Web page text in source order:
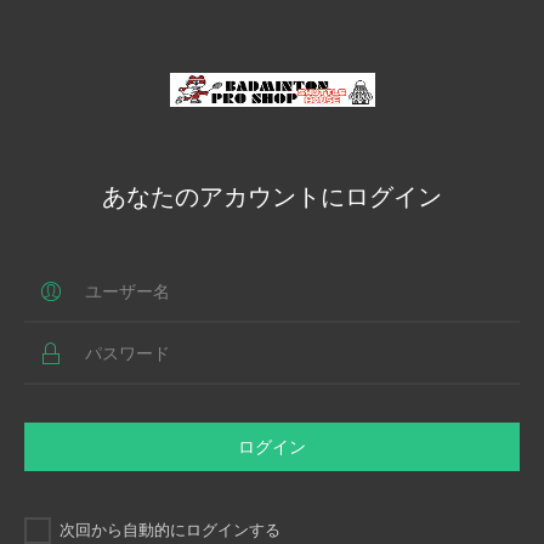
あなたのアカウントにログイン
ログイン
次回から自動的にログインする